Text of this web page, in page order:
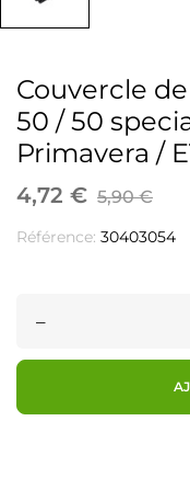
Couvercle
50 / 50
Primavera /
4,72 € 5,90 €
Référence: 30403054
–